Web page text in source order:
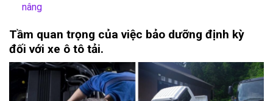
nâng
Tầm quan trọng của việc bảo dưỡng định kỳ
đối với xe ô tô tải.